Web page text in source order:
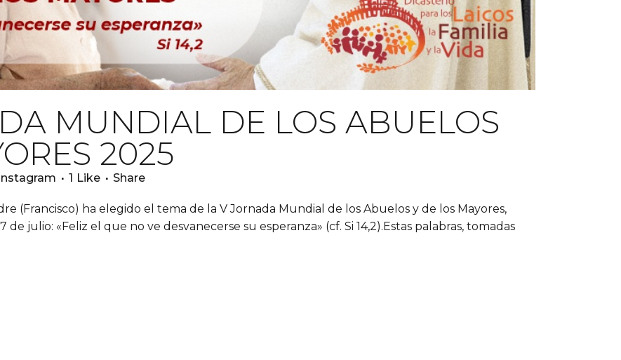
MUNDIAL DE LOS ABUELOS
2025
1 Like Share
(Francisco) ha elegido el tema de la V Jornada Mundial de los Abuelos y de los Mayores,
julio: «Feliz el que no ve desvanecerse su esperanza» (cf. Si 14,2).Estas palabras, tomadas